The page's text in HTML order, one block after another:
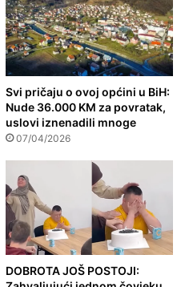
Svi pričaju o ovoj općini u BiH:
Nude 36.000 KM za povratak,
uslovi iznenadili mnoge
07/04/2026
DOBROTA JOŠ POSTOJI: